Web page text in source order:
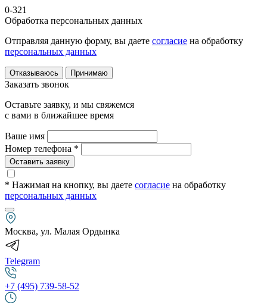
0-321
Обработка персональных данных
Отправляя данную форму, вы даете согласие на обработку
персональных данных
Отказываюсь Принимаю
Заказать звонок
Оставьте заявку, и мы свяжемся
с вами в ближайшее время
Ваше имя
Номер телефона *
Оставить заявку
* Нажимая на кнопку, вы даете согласие на обработку
персональных данных
Москва, ул. Малая Ордынка
Telegram
+7 (495) 739-58-52